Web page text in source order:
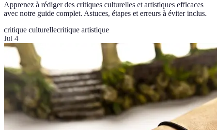
Apprenez à rédiger des critiques culturelles et artistiques efficaces
avec notre guide complet. Astuces, étapes et erreurs à éviter inclus.
critique culturellecritique artistique
Jul 4